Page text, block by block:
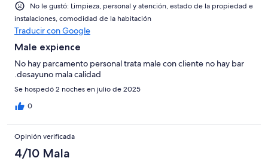
No le gustó: Limpieza, personal y atención, estado de la propiedad e
instalaciones, comodidad de la habitación
Traducir con Google
Male expience
No hay parcamento personal trata male con cliente no hay bar
.desayuno mala calidad
Se hospedó 2 noches en julio de 2025
0
Opinión verificada
4/10 Mala